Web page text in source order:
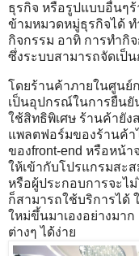
ธุรกิจ หรือรูปแบบอื่นๆ
ข้ามหมวดหมู่ธุรกิจได้
กิจกรรม อาทิ การทำกิ
ซึ่งระบบสามารถจัดเป็
โดยร้านค้าภายในศูนย์
เป็นอุปกรณ์ในการยืน
ใช้สิทธิพิเศษ ร้านค้ายั
แพลตฟอร์มของร้านค้า
ของfront-end หรือหน้
ให้เข้ากับโปรแกรมสะ
หรือผู้ประกอบการจะไ
ก็สามารถใช้บริการไ
ใหม่ขึ้นมาเองอย่างมา
ต่างๆ ได้ง่าย